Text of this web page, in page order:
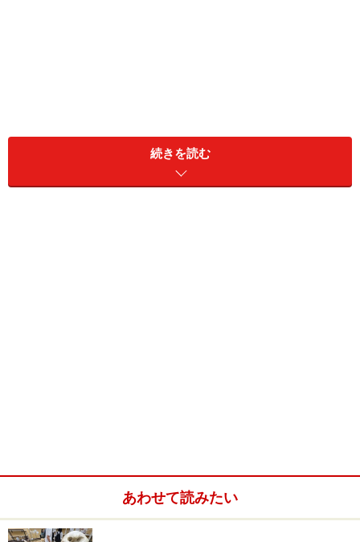
【ホテルオリオンモトブリゾート＆スパ】
沖縄美ら海水族館に近く、温泉大浴場もあ
るリゾートホテル
続きを読む
あわせて読みたい